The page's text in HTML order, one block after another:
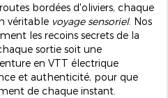
bordées d'oliviers, chaque
véritable voyage sensoriel. Nos
les recoins secrets de la
sortie soit une
en VTT électrique
et authenticité, pour que
de chaque instant.